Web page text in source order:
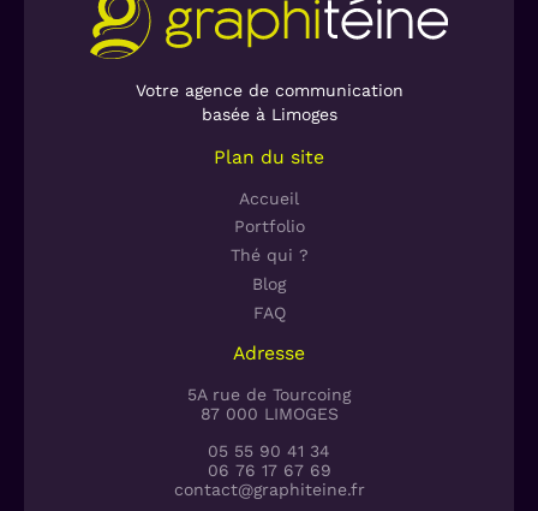
Votre agence de communication
basée à Limoges
Plan du site
Accueil
Portfolio
Thé qui ?
Blog
FAQ
Adresse
5A rue de Tourcoing
87 000 LIMOGES
05 55 90 41 34
06 76 17 67 69
contact@graphiteine.fr